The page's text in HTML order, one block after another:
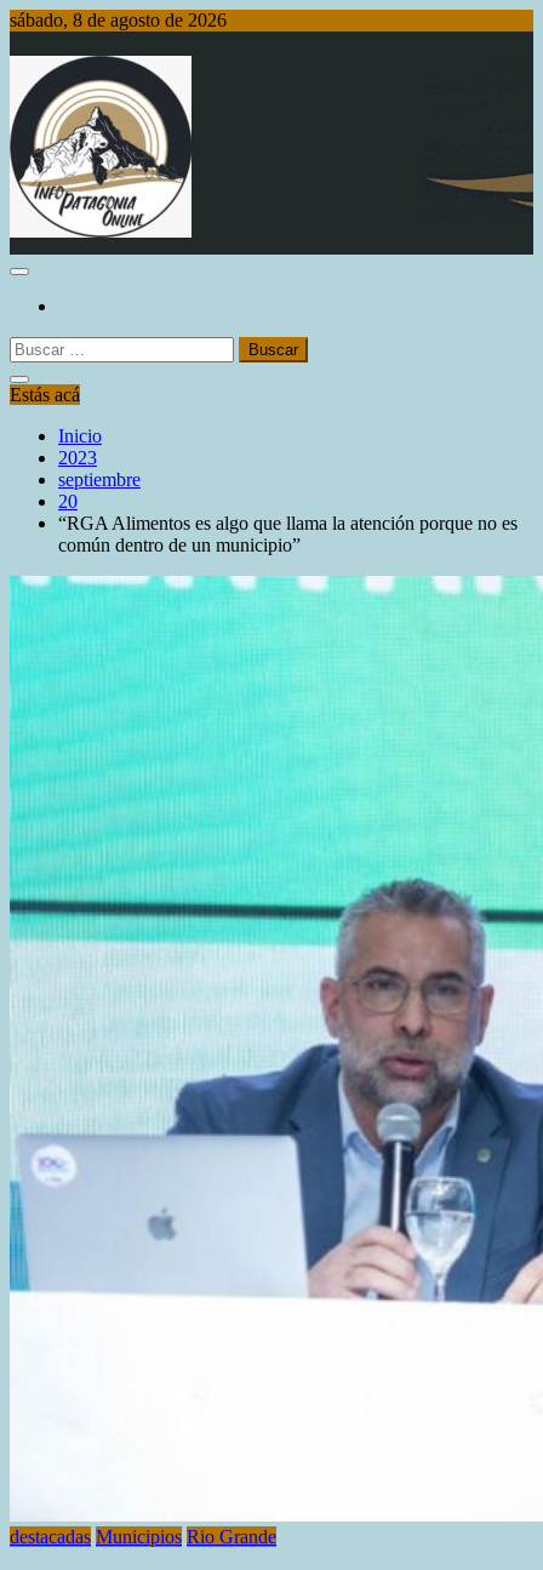
Saltar
contenido
sábado, 8 de agosto de 2026
Info Patagonia Online
Buscar:
Estás acá
Inicio
2023
septiembre
20
“RGA Alimentos es algo que llama la atención porque no es
común dentro de un municipio”
destacadas Municipios Rio Grande